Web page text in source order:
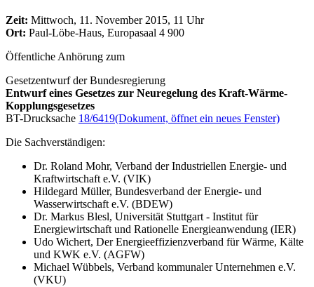
Zeit: Mittwoch, 11. November 2015, 11 Uhr
Ort: Paul-Löbe-Haus, Europasaal 4 900
Öffentliche Anhörung zum
Gesetzentwurf der Bundesregierung
Entwurf eines Gesetzes zur Neuregelung des Kraft-Wärme-
Kopplungsgesetzes
BT-Drucksache 18/6419(Dokument, öffnet ein neues Fenster)
Die Sachverständigen:
Dr. Roland Mohr, Verband der Industriellen Energie- und
Kraftwirtschaft e.V. (VIK)
Hildegard Müller, Bundesverband der Energie- und
Wasserwirtschaft e.V. (BDEW)
Dr. Markus Blesl, Universität Stuttgart - Institut für
Energiewirtschaft und Rationelle Energieanwendung (IER)
Udo Wichert, Der Energieeffizienzverband für Wärme, Kälte
und KWK e.V. (AGFW)
Michael Wübbels, Verband kommunaler Unternehmen e.V.
(VKU)